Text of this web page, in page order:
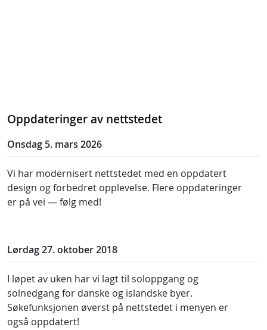
Oppdateringer av nettstedet
Onsdag 5. mars 2026
Vi har modernisert nettstedet med en oppdatert
design og forbedret opplevelse. Flere oppdateringer
er på vei — følg med!
Lørdag 27. oktober 2018
I løpet av uken har vi lagt til soloppgang og
solnedgang for danske og islandske byer.
Søkefunksjonen øverst på nettstedet i menyen er
også oppdatert!